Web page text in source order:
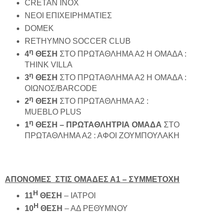
CRETAN INOX
NEOI ΕΠΙΧΕΙΡΗΜΑΤΙΕΣ
DOMEK
RETHYMNO SOCCER CLUB
4η ΘΕΣΗ ΣΤΟ ΠΡΩΤΑΘΛΗΜΑ Α2 Η ΟΜΑΔΑ :
THINK VILLA
3η ΘΕΣΗ ΣΤΟ ΠΡΩΤΑΘΛΗΜΑ Α2 Η ΟΜΑΔΑ :
ΟΙΩΝΟΣ/BARCODE
2η ΘΕΣΗ ΣΤΟ ΠΡΩΤΑΘΛΗΜΑ Α2 :
MUEBLO PLUS
1η ΘΕΣΗ – ΠΡΩΤΑΘΛΗΤΡΙΑ ΟΜΑΔΑ ΣΤΟ
ΠΡΩΤΑΘΛΗΜΑ Α2 : ΑΦΟΙ ΖΟΥΜΠΟΥΛΑΚΗ
ΑΠΟΝΟΜΕΣ ΣΤΙΣ ΟΜΑΔΕΣ Α1 – ΣΥΜΜΕΤΟΧΗ
11 Η ΘΕΣΗ – ΙΑΤΡΟΙ
10 Η ΘΕΣΗ – ΑΔ ΡΕΘΥΜΝΟΥ